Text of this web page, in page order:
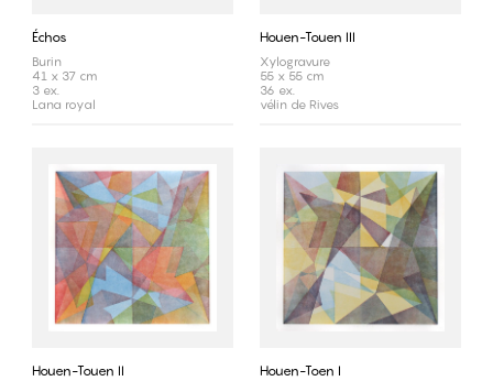
Échos
Burin
41 x 37 cm
3 ex.
Lana royal
Houen-Touen III
Xylogravure
55 x 55 cm
36 ex.
vélin de Rives
Houen-Touen II Houen-Toen I